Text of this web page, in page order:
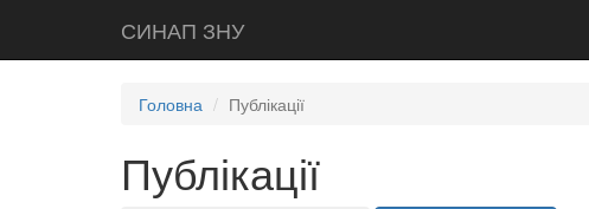
СИНАП ЗНУ
Головна Публікації
Публікації